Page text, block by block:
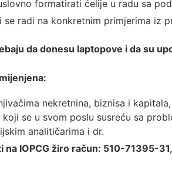
formatirati ćelije u radu sa
se radi na konkretnim primjerima iz
da donesu laptopove i da su
nekretnina, biznisa i
koji se u svom poslu susreću sa
analitičarima i dr.
na IOPCG žiro račun: 510-71395-